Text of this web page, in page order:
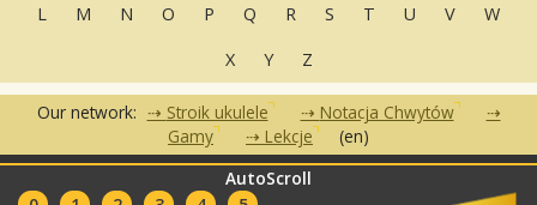
AutoScroll
L
M N O P Q R S T U V
W
X
Y Z
Our network: Stroik ukulele
Notacja Chwytów
Gamy
Lekcje (en)
Często zadawane pytania•Kontakt